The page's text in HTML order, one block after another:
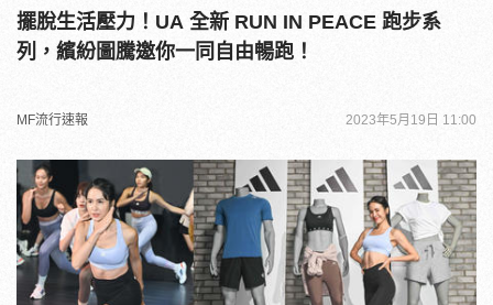
擺脫生活壓力！UA 全新 RUN IN PEACE 跑步系
列，繽紛圖騰邀你一同自由暢跑！
MF流行速報 2023年5月19日 11:00